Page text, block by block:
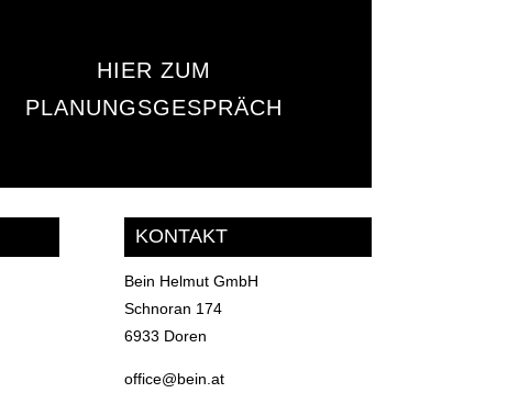
HIER ZUM
PLANUNGSGESPRÄCH
KONTAKT
Bein Helmut GmbH
Schnoran 174
6933 Doren
office@bein.at